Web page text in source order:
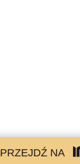
PRZEJDŹ NA